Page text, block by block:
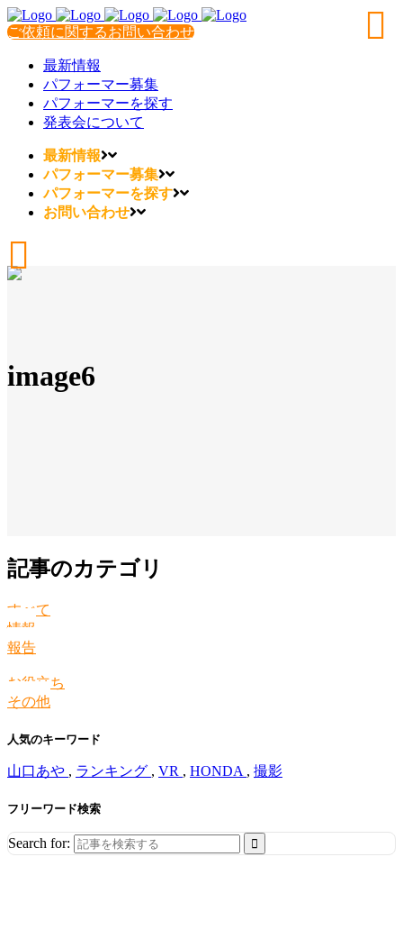
ご依頼に関するお問い合わせ
最新情報
パフォーマー募集
パフォーマーを探す
発表会について
最新情報
パフォーマー募集
パフォーマーを探す
お問い合わせ
image6
記事のカテゴリ
すべて
情報
報告
お役立ち
その他
人気のキーワード
山口あや , ランキング , VR , HONDA , 撮影
フリーワード検索
Search for: